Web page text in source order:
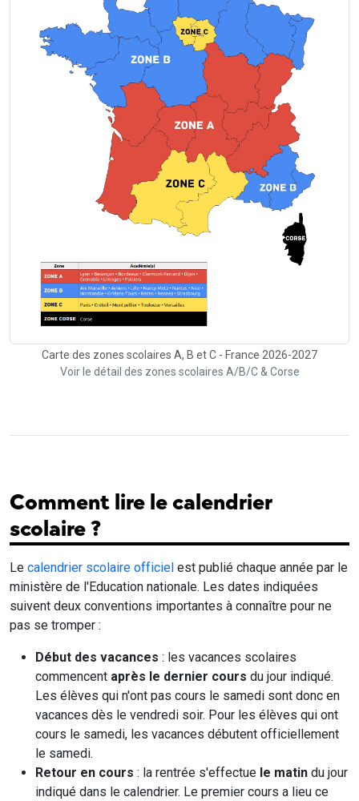
Carte des zones scolaires A, B et C - France 2026-2027
Voir le détail des zones scolaires A/B/C & Corse
Comment lire le calendrier
scolaire ?
Le calendrier scolaire officiel est publié chaque année par le
ministère de l'Education nationale. Les dates indiquées
suivent deux conventions importantes à connaître pour ne
pas se tromper :
Début des vacances : les vacances scolaires
commencent après le dernier cours du jour indiqué.
Les élèves qui n'ont pas cours le samedi sont donc en
vacances dès le vendredi soir. Pour les élèves qui ont
cours le samedi, les vacances débutent officiellement
le samedi.
Retour en cours : la rentrée s'effectue le matin du jour
indiqué dans le calendrier. Le premier cours a lieu ce